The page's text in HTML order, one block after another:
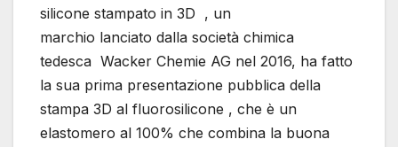
silicone stampato in 3D , un
marchio lanciato dalla società chimica
tedesca Wacker Chemie AG nel 2016, ha fatto
la sua prima presentazione pubblica della
stampa 3D al fluorosilicone , che è un
elastomero al 100% che combina la buona